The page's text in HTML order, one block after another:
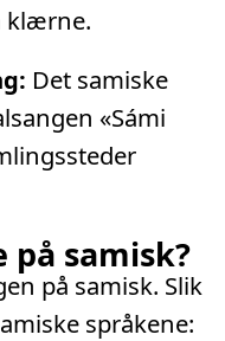
klærne.
Det samiske
«Sámi
samisk?
på samisk. Slik
språkene: